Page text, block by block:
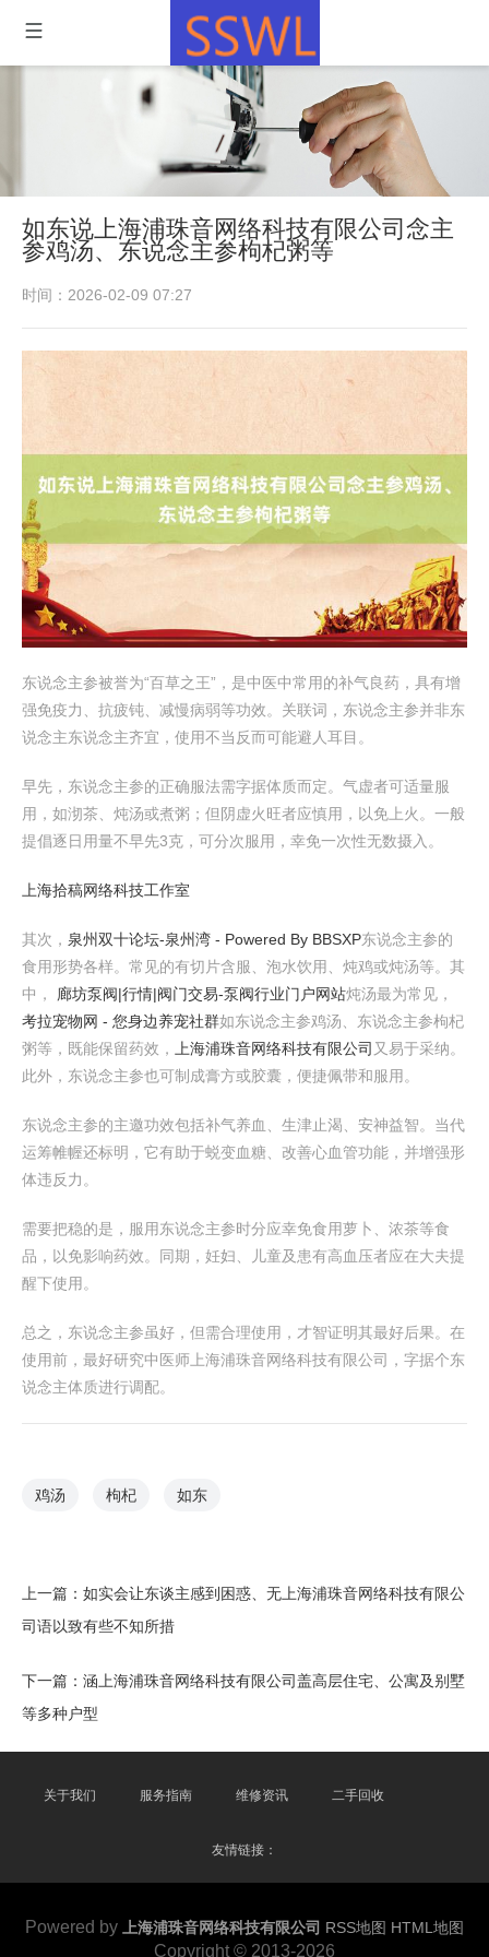
如东说上海浦珠音网络科技有限公司念主
参鸡汤、东说念主参枸杞粥等
时间：2026-02-09 07:27
东说念主参被誉为“百草之王”，是中医中常用的补气良药，具有增
强免疫力、抗疲钝、减慢病弱等功效。关联词，东说念主参并非东
说念主东说念主齐宜，使用不当反而可能避人耳目。
早先，东说念主参的正确服法需字据体质而定。气虚者可适量服
用，如沏茶、炖汤或煮粥；但阴虚火旺者应慎用，以免上火。一般
提倡逐日用量不早先3克，可分次服用，幸免一次性无数摄入。
上海拾稿网络科技工作室
其次， 泉州双十论坛-泉州湾 - Powered By BBSXP东说念主参的
食用形势各样。常见的有切片含服、泡水饮用、炖鸡或炖汤等。其
中， 廊坊泵阀|行情|阀门交易-泵阀行业门户网站炖汤最为常见，
考拉宠物网 - 您身边养宠社群如东说念主参鸡汤、东说念主参枸杞
粥等，既能保留药效，
上海浦珠音网络科技有限公司 又易于采纳。
此外，东说念主参也可制成膏方或胶囊，便捷佩带和服用。
东说念主参的主邀功效包括补气养血、生津止渴、安神益智。当代
运筹帷幄还标明，它有助于蜕变血糖、改善心血管功能，并增强形
体违反力。
需要把稳的是，服用东说念主参时分应幸免食用萝卜、浓茶等食
品，以免影响药效。同期，妊妇、儿童及患有高血压者应在大夫提
醒下使用。
总之，东说念主参虽好，但需合理使用，才智证明其最好后果。在
使用前，最好研究中医师上海浦珠音网络科技有限公司，字据个东
说念主体质进行调配。
鸡汤 枸杞 如东
上一篇： 如实会让东谈主感到困惑、无上海浦珠音网络科技有限公
司语以致有些不知所措
下一篇： 涵上海浦珠音网络科技有限公司盖高层住宅、公寓及别墅
等多种户型
关于我们 服务指南 维修资讯 二手回收
友情链接：
Powered by 上海浦珠音网络科技有限公司 RSS地图 HTML地图
Copyright © 2013-2026